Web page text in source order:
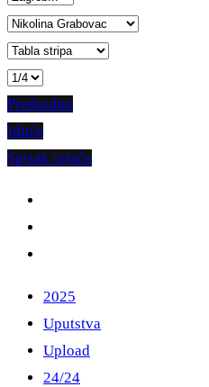
Prethodno
Iduće
Spisak crtača
2025
Uputstva
Upload
24/24